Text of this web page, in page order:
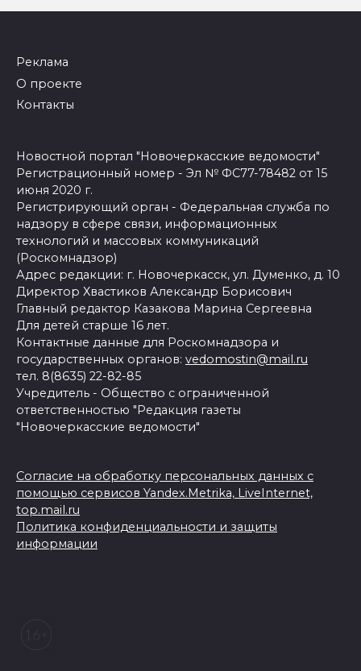
Реклама
О проекте
Контакты
Новостной портал "Новочеркасские ведомости"
Регистрационный номер - Эл № ФС77-78482 от 15
июня 2020 г.
Регистрирующий орган - Федеральная служба по
надзору в сфере связи, информационных
технологий и массовых коммуникаций
(Роскомнадзор)
Адрес редакции: г. Новочеркасск, ул. Думенко, д. 10
Директор Хвастиков Александр Борисович
Главный редактор Казакова Марина Сергеевна
Для детей старше 16 лет.
Контактные данные для Роскомнадзора и
государственных органов: vedomostin@mail.ru
тел. 8(8635) 22-82-85
Учредитель - Общество с ограниченной
ответственностью "Редакция газеты
"Новочеркасские ведомости"
Согласие на обработку персональных данных с
помощью сервисов Yandex.Metrika, LiveInternet,
top.mail.ru
Политика конфиденциальности и защиты
информации